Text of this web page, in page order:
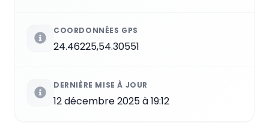
COORDONNÉES GPS
24.46225,54.30551
DERNIÈRE MISE À JOUR
12 décembre 2025 à 19:12